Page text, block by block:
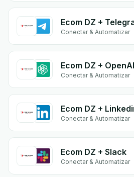
Ecom DZ +
Conectar & Automatizar
Ecom DZ +
Conectar & Automatizar
Ecom DZ +
Conectar & Automatizar
Ecom DZ + Slack
Conectar & Automatizar